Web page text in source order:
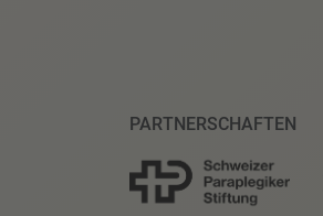
PARTNERSCHAFTEN